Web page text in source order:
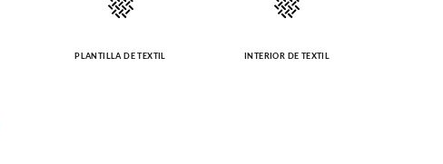
PLANTILLA DE TEXTIL INTERIOR DE TEXTIL